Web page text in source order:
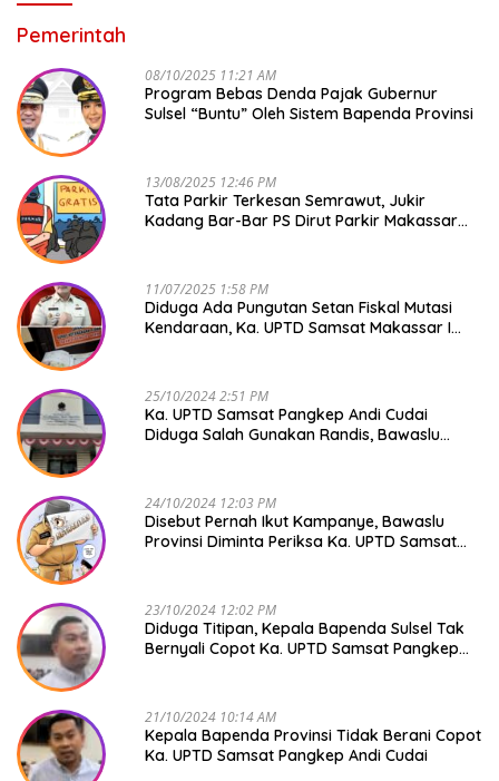
Pemerintah
08/10/2025 11:21 AM
Program Bebas Denda Pajak Gubernur
Sulsel “Buntu” Oleh Sistem Bapenda Provinsi
13/08/2025 12:46 PM
Tata Parkir Terkesan Semrawut, Jukir
Kadang Bar-Bar PS Dirut Parkir Makassar
11/07/2025 1:58 PM
Diduga Ada Pungutan Setan Fiskal Mutasi
Kendaraan, Ka. UPTD Samsat Makassar I
25/10/2024 2:51 PM
Ka. UPTD Samsat Pangkep Andi Cudai
Diduga Salah Gunakan Randis, Bawaslu
24/10/2024 12:03 PM
Disebut Pernah Ikut Kampanye, Bawaslu
Provinsi Diminta Periksa Ka. UPTD Samsat
23/10/2024 12:02 PM
Diduga Titipan, Kepala Bapenda Sulsel Tak
Bernyali Copot Ka. UPTD Samsat Pangkep
21/10/2024 10:14 AM
Kepala Bapenda Provinsi Tidak Berani Copot
Ka. UPTD Samsat Pangkep Andi Cudai